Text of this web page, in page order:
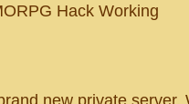
Hack Working
new private server.